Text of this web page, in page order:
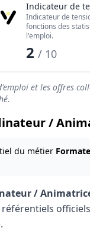
Indicateur de
Indicateur de
fonctions des
l'emploi.
2/ 10
et les offres
/
du métier
/
référentiels